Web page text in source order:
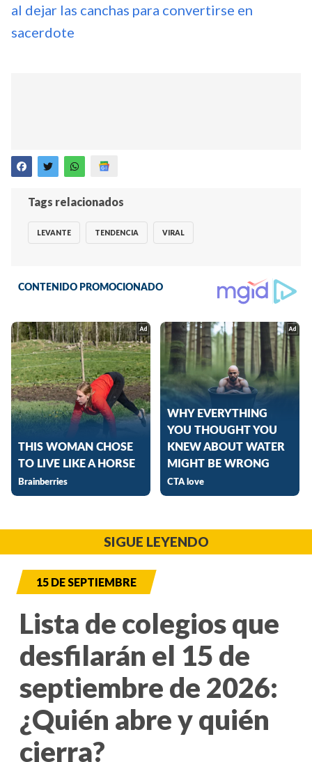
al dejar las canchas para convertirse en
sacerdote
Tags relacionados
LEVANTE TENDENCIA VIRAL
SIGUE LEYENDO
15 DE SEPTIEMBRE
Lista de colegios que
desfilarán el 15 de
septiembre de 2026:
¿Quién abre y quién
cierra?